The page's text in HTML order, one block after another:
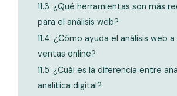
11.3 ¿Qué herramientas son más
para el análisis web?
11.4 ¿Cómo ayuda el análisis web
ventas online?
11.5 ¿Cuál es la diferencia entre
analítica digital?